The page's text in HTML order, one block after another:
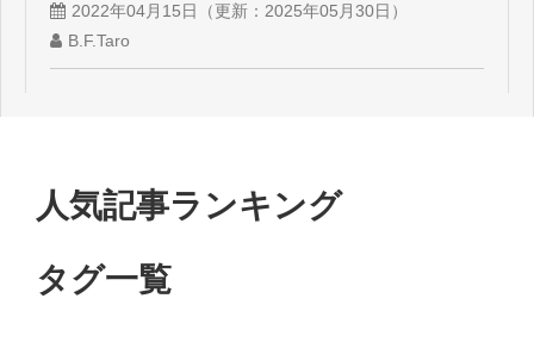
2022年04月15日 （更新： 2025年05月30日 ）
B.F.Taro
人気記事ランキング
タグ一覧